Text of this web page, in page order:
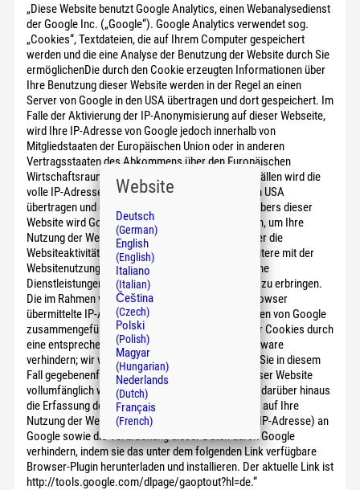
„Diese Website benutzt Google Analytics, einen Webanalysedienst
der Google Inc. („Google“). Google Analytics verwendet sog.
„Cookies“, Textdateien, die auf Ihrem Computer gespeichert
werden und die eine Analyse der Benutzung der Website durch Sie
ermöglichenDie durch den Cookie erzeugten Informationen über
Ihre Benutzung dieser Website werden in der Regel an einen
Server von Google in den USA übertragen und dort gespeichert. Im
Falle der Aktivierung der IP-Anonymisierung auf dieser Webseite,
wird Ihre IP-Adresse von Google jedoch innerhalb von
Mitgliedstaaten der Europäischen Union oder in anderen
Vertragsstaaten des Abkommens über den Europäischen
Wirtschaftsraum zuvor gekürzt. Nur in Ausnahmefällen wird die
volle IP-Adresse an einen Server von Google in den USA
übertragen und dort gekürzt. Im Auftrag des Betreibers dieser
Website wird Google diese Informationen benutzen, um Ihre
Nutzung der Website auszuwerten, um Reports über die
Websiteaktivitäten zusammenzustellen und um weitere mit der
Websitenutzung und der Internetnutzung verbundene
Dienstleistungen gegenüber dem Websitebetreiber zu erbringen.
Die im Rahmen von Google Analytics von Ihrem Browser
übermittelte IP-Adresse wird nicht mit anderen Daten von Google
zusammengeführt. Sie können die Speicherung der Cookies durch
eine entsprechende Einstellung Ihrer Browser-Software
verhindern; wir weisen Sie jedoch darauf hin, dass Sie in diesem
Fall gegebenenfalls nicht sämtliche Funktionen dieser Website
vollumfänglich werden nutzen können. Sie können darüber hinaus
die Erfassung der durch das Cookie erzeugten und auf Ihre
Nutzung der Website bezogenen Daten (inkl. Ihrer IP-Adresse) an
Google sowie die Verarbeitung dieser Daten durch Google
verhindern, indem sie das unter dem folgenden Link verfügbare
Browser-Plugin herunterladen und installieren. Der aktuelle Link ist
http://tools.google.com/dlpage/gaoptout?hl=de.“
Website
Deutsch
(German)
English
(English)
Italiano
(Italian)
Čeština
(Czech)
Polski
(Polish)
Magyar
(Hungarian)
Nederlands
(Dutch)
Français
(French)